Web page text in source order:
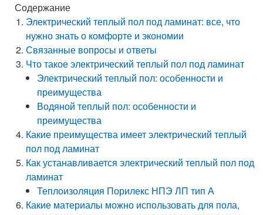
Содержание
Электрический теплый пол под ламинат: все, что
нужно знать о комфорте и экономии
Связанные вопросы и ответы
Что такое электрический теплый пол под ламинат
Электрический теплый пол: особенности и
преимущества
Водяной теплый пол: особенности и
преимущества
Какие преимущества имеет электрический теплый
пол под ламинат
Как устанавливается электрический теплый пол под
ламинат
Теплоизоляция Порилекс НПЭ ЛП тип А
Какие материалы можно использовать для пола,